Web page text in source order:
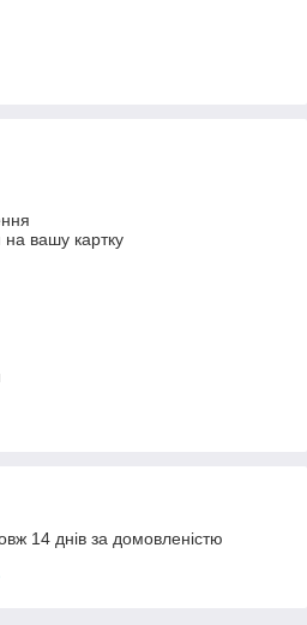
на вашу картку
14 днів за домовленістю